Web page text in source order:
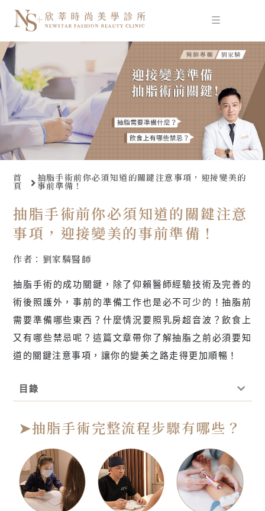
要
內
容
首
頁
抽脂手術前你必須知道的關鍵注意事項，迎接變美的
事前準備！
抽脂手術前你必須知道的關鍵注意
事項，迎接變美的事前準備！
作者：劉家驎醫師
抽脂手術的成功關鍵，除了仰賴醫師經驗技術及完善的
術後照護外，事前的準備工作也是必不可少的！抽脂前
需要準備哪些東西？什麼情況要照乳房超音波？飲食上
又有哪些禁忌呢？這篇文章帶你了解抽脂之前必須要知
道的關鍵注意事項，讓你的變美之路走得更加順暢！
目錄
➤抽脂手術完整流程步驟有哪些？